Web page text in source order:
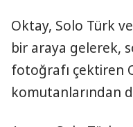
Oktay, Solo Türk
bir araya gelerek,
fotoğrafı çektiren
komutanlarından